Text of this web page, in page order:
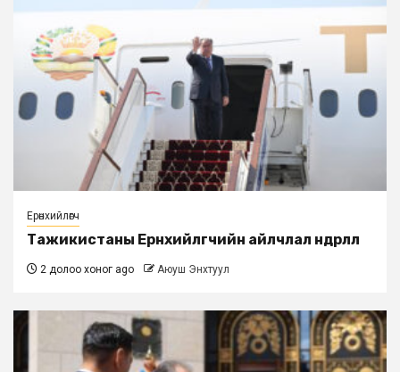
Ерөнхийлөгч
Тажикистаны Ерөнхийлөгчийн айлчлал өндөрлөлөө
2 долоо хоног ago Аюуш Энхтуул